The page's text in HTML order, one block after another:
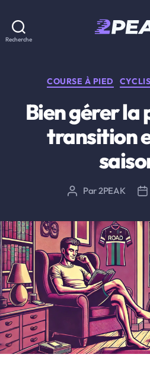
Recherche
COURSE À PIED
Bien gérer la
transition
Auteur
Par2PEAK